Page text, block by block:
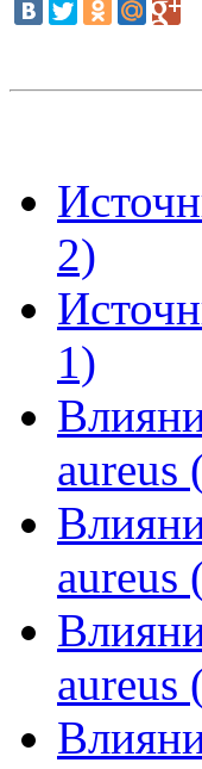
2)
1)
aureus
aureus
aureus